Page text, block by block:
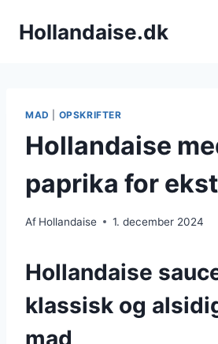
Hollandaise.dk
MAD OPSKRIFTER
Hollandaise
paprika for
Af Hollandaise 1. december 2024
Hollandaise
klassisk og
mad